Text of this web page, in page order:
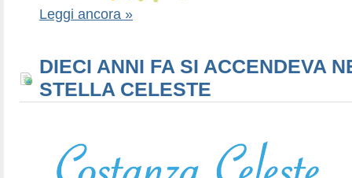
Leggi ancora »
DIECI ANNI FA SI ACCENDEVA
STELLA CELESTE